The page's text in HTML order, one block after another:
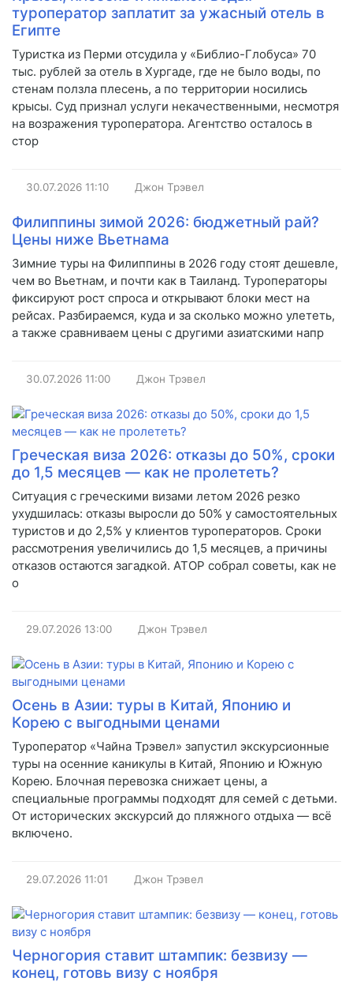
туроператор заплатит за ужасный отель в
Египте
Туристка из Перми отсудила у «Библио-Глобуса» 70
тыс. рублей за отель в Хургаде, где не было воды, по
стенам ползла плесень, а по территории носились
крысы. Суд признал услуги некачественными, несмотря
на возражения туроператора. Агентство осталось в
стор
30.07.2026 11:10 Джон Трэвел
Филиппины зимой 2026: бюджетный рай?
Цены ниже Вьетнама
Зимние туры на Филиппины в 2026 году стоят дешевле,
чем во Вьетнам, и почти как в Таиланд. Туроператоры
фиксируют рост спроса и открывают блоки мест на
рейсах. Разбираемся, куда и за сколько можно улететь,
а также сравниваем цены с другими азиатскими напр
30.07.2026 11:00 Джон Трэвел
Греческая виза 2026: отказы до 50%, сроки
до 1,5 месяцев — как не пролететь?
Ситуация с греческими визами летом 2026 резко
ухудшилась: отказы выросли до 50% у самостоятельных
туристов и до 2,5% у клиентов туроператоров. Сроки
рассмотрения увеличились до 1,5 месяцев, а причины
отказов остаются загадкой. АТОР собрал советы, как не
о
29.07.2026 13:00 Джон Трэвел
Осень в Азии: туры в Китай, Японию и
Корею с выгодными ценами
Туроператор «Чайна Трэвел» запустил экскурсионные
туры на осенние каникулы в Китай, Японию и Южную
Корею. Блочная перевозка снижает цены, а
специальные программы подходят для семей с детьми.
От исторических экскурсий до пляжного отдыха — всё
включено.
29.07.2026 11:01 Джон Трэвел
Черногория ставит штампик: безвизу —
конец, готовь визу с ноября